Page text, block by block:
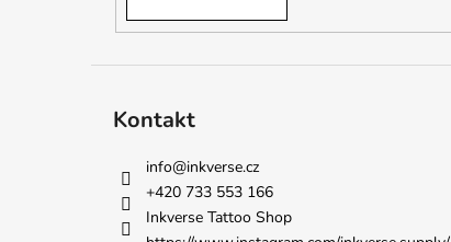
Kontakt
info@inkverse.cz
+420 733 553 166
Inkverse Tattoo Shop